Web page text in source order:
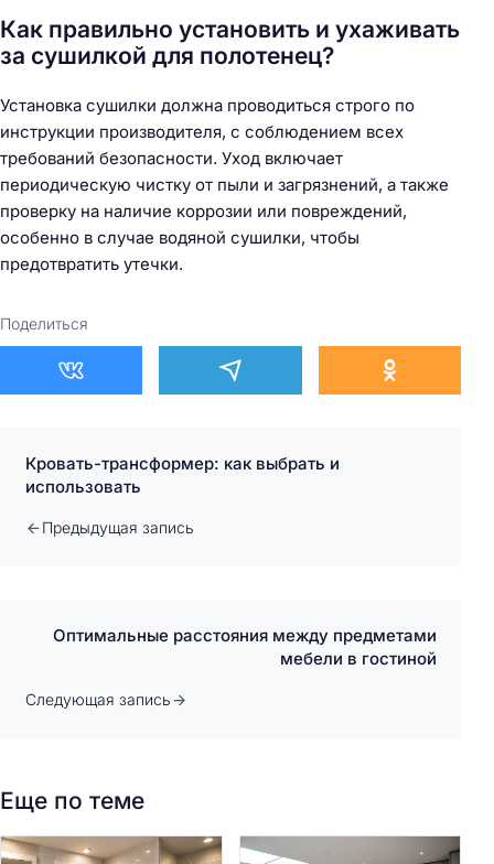
Как правильно установить и ухаживать
за сушилкой для полотенец?
Установка сушилки должна проводиться строго по
инструкции производителя, с соблюдением всех
требований безопасности. Уход включает
периодическую чистку от пыли и загрязнений, а также
проверку на наличие коррозии или повреждений,
особенно в случае водяной сушилки, чтобы
предотвратить утечки.
Поделиться
Кровать-трансформер: как выбрать и
использовать
Предыдущая запись
Оптимальные расстояния между предметами
мебели в гостиной
Следующая запись
Еще по теме